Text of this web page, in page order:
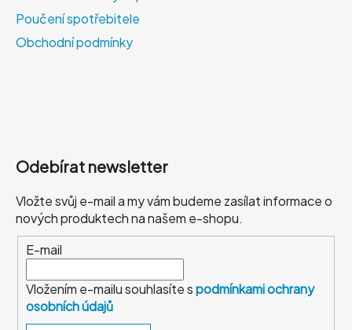
Poučení spotřebitele
Obchodní podmínky
Odebírat newsletter
Vložte svůj e-mail a my vám budeme zasílat informace o
nových produktech na našem e-shopu.
E-mail
Vložením e-mailu souhlasíte spodmínkami ochrany
osobních údajů